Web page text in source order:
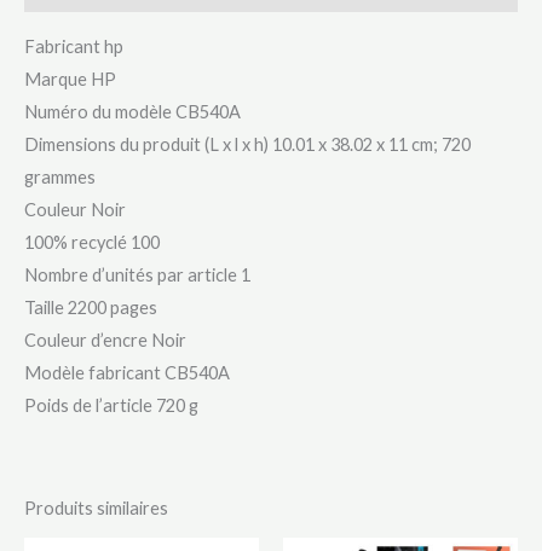
Fabricant ‎hp
Marque ‎HP
Numéro du modèle ‎CB540A
Dimensions du produit (L x l x h) ‎10.01 x 38.02 x 11 cm; 720
grammes
Couleur ‎Noir
100% recyclé ‎100
Nombre d’unités par article ‎1
Taille ‎2200 pages
Couleur d’encre ‎Noir
Modèle fabricant ‎CB540A
Poids de l’article ‎720 g
Produits similaires